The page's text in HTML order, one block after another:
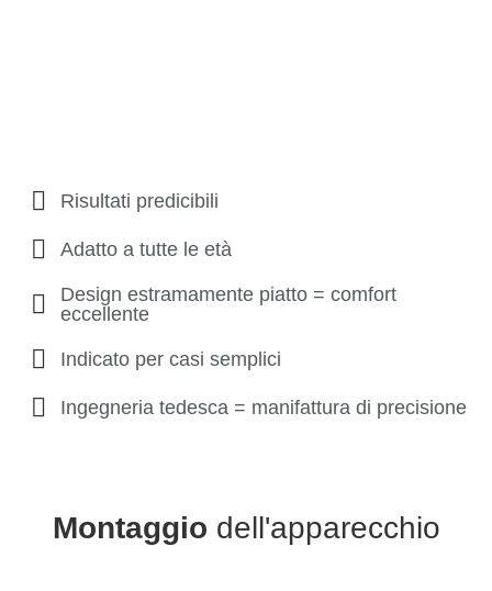
Risultati predicibili
Adatto a tutte le età
Design estramamente piatto = comfort
eccellente
Indicato per casi semplici
Ingegneria tedesca = manifattura di precisione
Montaggio dell'apparecchio